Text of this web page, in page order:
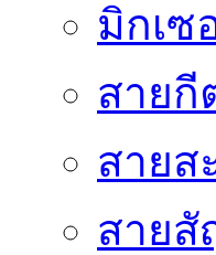
มิกเซ
สายกี
สายส
สาย